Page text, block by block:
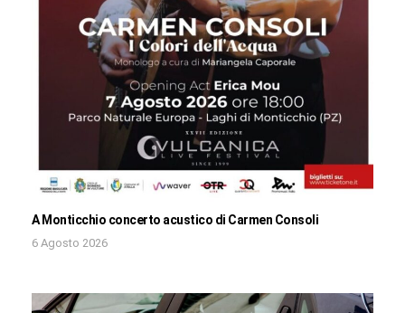
A Monticchio concerto acustico di Carmen Consoli
6 Agosto 2026